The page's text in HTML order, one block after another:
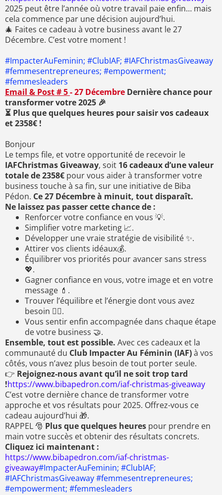
2025 peut être l’année où votre travail paie enfin… mais
cela commence par une décision aujourd’hui.
🎄 Faites ce cadeau à votre business avant le 27
Décembre. C’est votre moment !
#ImpacterAuFeminin; #ClubIAF; #IAFChristmasGiveaway
#femmesentrepreneures; #empowerment;
#femmesleaders
Email & Post # 5- 27 Décembre Dernière chance pour
transformer votre 2025 🎉
⏳ Plus que quelques heures pour saisir vos cadeaux
et 2358€ !
Bonjour
Le temps file, et votre opportunité de recevoir le
IAFChristmas Giveaway, soit 16 cadeaux d’une valeur
totale de 2358€ pour vous aider à transformer votre
business touche à sa fin, sur une initiative de Biba
Pédon. Ce 27 Décembre à minuit, tout disparaît.
Ne laissez pas passer cette chance de :
Renforcer votre confiance en vous 💡.
Simplifier votre marketing 📈.
Développer une vraie stratégie de visibilité ✨.
Attirer vos clients idéaux💰.
Équilibrer vos priorités pour avancer sans stress
💖.
Gagner confiance en vous, votre image et en votre
message 💄.
Trouver l’équilibre et l’énergie dont vous avez
besoin 🏋️‍♀️.
Vous sentir enfin accompagnée dans chaque étape
de votre business 🤝.
Ensemble, tout est possible. Avec ces cadeaux et la
communauté du Club Impacter Au Féminin (IAF)à vos
côtés, vous n’avez plus besoin de tout porter seule.
👉 Rejoignez-nous avant qu’il ne soit trop tard
!https://www.bibapedron.com/iaf-christmas-giveaway
C’est votre dernière chance de transformer votre
approche et vos résultats pour 2025. Offrez-vous ce
cadeau aujourd’hui 🎁.
RAPPEL 🎅 Plus que quelques heures pour prendre en
main votre succès et obtenir des résultats concrets.
Cliquez ici maintenant :
https://www.bibapedron.com/iaf-christmas-
giveaway#ImpacterAuFeminin; #ClubIAF;
#IAFChristmasGiveaway #femmesentrepreneures;
#empowerment; #femmesleaders